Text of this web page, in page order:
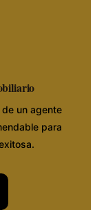
un agente
para